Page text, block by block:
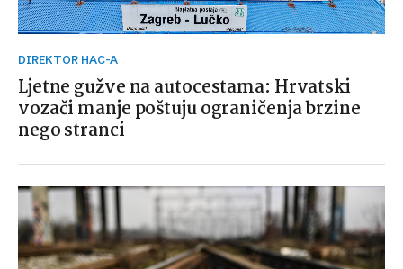
DIREKTOR HAC-A
Ljetne gužve na autocestama: Hrvatski
vozači manje poštuju ograničenja brzine
nego stranci